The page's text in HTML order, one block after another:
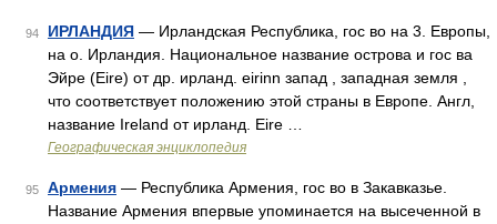
94 ИРЛАНДИЯ — Ирландская Республика, гос во на 3. Европы,
на о. Ирландия. Национальное название острова и гос ва
Эйре (Eire) от др. ирланд. eirinn запад , западная земля ,
что соответствует положению этой страны в Европе. Англ,
название Ireland от ирланд. Eire …
Географическая энциклопедия
95 Армения — Республика Армения, гос во в Закавказье.
Название Армения впервые упоминается на высеченной в